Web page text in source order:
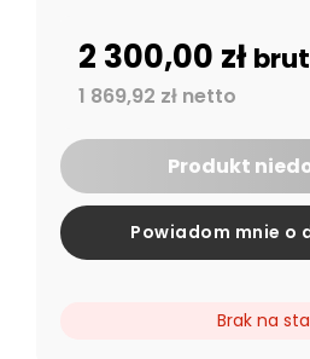
2 300,00 zł
1 869,92 zł netto
Produkt
Powiadom mnie o
Brak na